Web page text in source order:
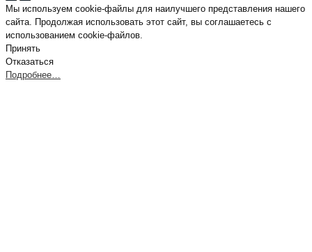
Мы используем cookie-файлы для наилучшего представления нашего
сайта. Продолжая использовать этот сайт, вы соглашаетесь с
использованием cookie-файлов.
Принять
Отказаться
Подробнее…